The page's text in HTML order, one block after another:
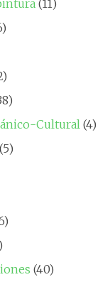
(11)
Cultural (4)
(5)
(40)